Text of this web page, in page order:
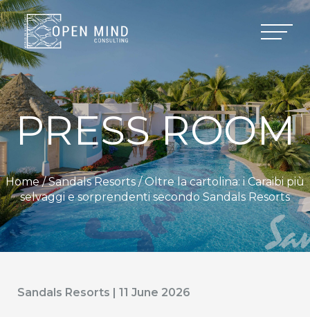
PRESS ROOM
Home /Sandals Resorts/ Oltre la cartolina: i Caraibi più
selvaggi e sorprendenti secondo Sandals Resorts
Sandals Resorts | 11 June 2026